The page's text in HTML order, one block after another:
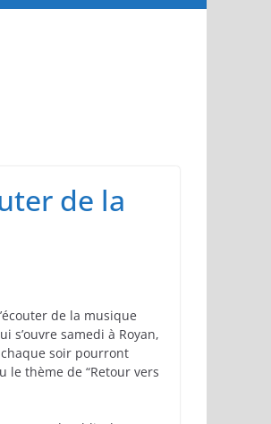
de la
de la musique
s’ouvre samedi à Royan,
soir pourront
le thème de “Retour vers